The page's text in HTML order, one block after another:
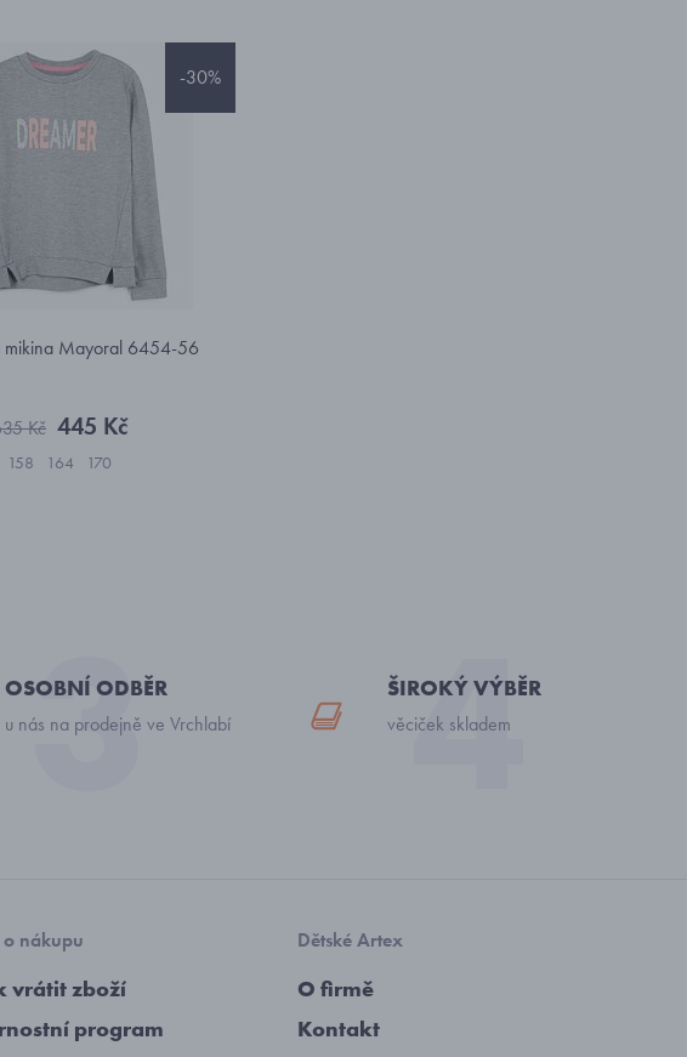
-30%
mikina Mayoral 6454-56
Kč 445 Kč
158 164 170
OSOBNÍ ODBĚR
u nás na prodejně ve Vrchlabí
ŠIROKÝ VÝBĚR
věciček skladem
o nákupu
vrátit zboží
program
Dětské Artex
O firmě
Kontakt